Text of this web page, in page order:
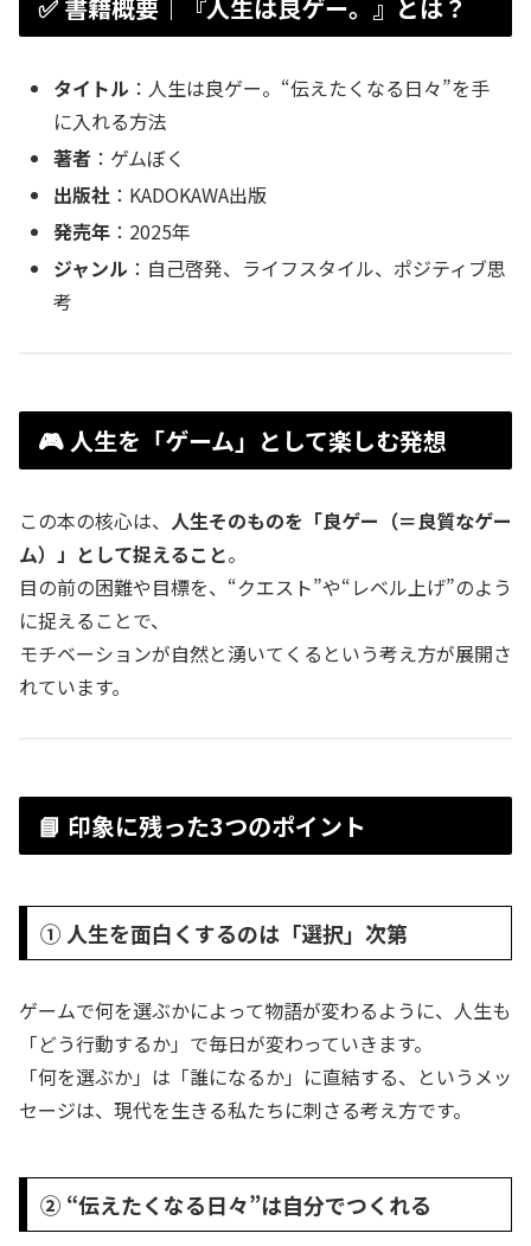
✅ 書籍概要｜『人生は良ゲー。』とは？
タイトル ：人生は良ゲー。“伝えたくなる日々”を手
に入れる方法
著者 ：ゲムぼく
出版社 ：KADOKAWA出版
発売年 ：2025年
ジャンル ：自己啓発、ライフスタイル、ポジティブ思
考
🎮 人生を「ゲーム」として楽しむ発想
この本の核心は、 人生そのものを「良ゲー（＝良質なゲー
ム）」として捉えること。
目の前の困難や目標を、“クエスト”や“レベル上げ”のよう
に捉えることで、
モチベーションが自然と湧いてくるという考え方が展開さ
れています。
📘 印象に残った3つのポイント
① 人生を面白くするのは「選択」次第
ゲームで何を選ぶかによって物語が変わるように、人生も
「どう行動するか」で毎日が変わっていきます。
「何を選ぶか」は「誰になるか」に直結する、というメッ
セージは、現代を生きる私たちに刺さる考え方です。
② “伝えたくなる日々”は自分でつくれる